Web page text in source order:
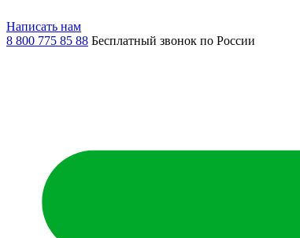
Написать нам
8 800 775 85 88 Бесплатный звонок по России